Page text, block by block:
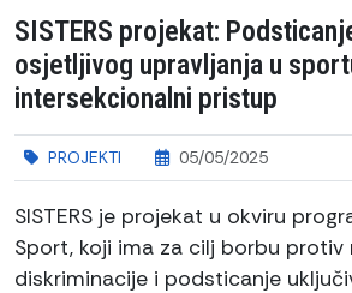
SISTERS projekat:
osjetljivog upravljanja u
intersekcionalni pristup
PROJEKTI 05/05/2025
SISTERS je projekat u okviru
Sport, koji ima za cilj borbu protiv
diskriminacije i podsticanje